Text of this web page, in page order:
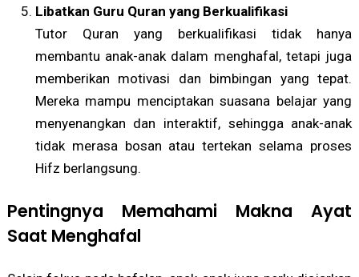
Libatkan Guru Quran yang Berkualifikasi
Tutor Quran yang berkualifikasi tidak hanya
membantu anak-anak dalam menghafal, tetapi juga
memberikan motivasi dan bimbingan yang tepat.
Mereka mampu menciptakan suasana belajar yang
menyenangkan dan interaktif, sehingga anak-anak
tidak merasa bosan atau tertekan selama proses
Hifz berlangsung.
Pentingnya Memahami Makna Ayat
Saat Menghafal